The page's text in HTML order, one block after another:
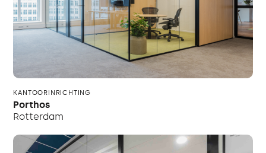
KANTOORINRICHTING
Porthos
Rotterdam